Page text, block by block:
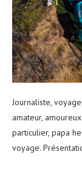
Journaliste,
amateur,
particulier, papa
voyage.